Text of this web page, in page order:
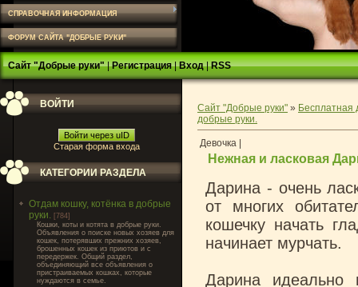
СПРАВОЧНАЯ ИНФОРМАЦИЯ
ФОРУМ САЙТА "ДОБРЫЕ РУКИ"
Сайт "Добрые руки"|Регистрация|Вход|RSS
ВОЙТИ
Войти через uID
Старая форма входа
КАТЕГОРИИ РАЗДЕЛА
Отдам кошку, котёнка в добрые
руки. [784]
Кошки, коты и котята в добрые руки.
Объявления о поиске новых хозяев для
кошек, потерявших прежних хозяев,
брошенных кошек из приютов и с
передержек. Общий раздел,
объединяющий все объявления о
пристраиваемых кошках, которые
нуждаются в семье.
Сайт "Добрые руки" » Бесплатная
добрые руки.
Девочка |
Нежная и ласковая
Дарина - очень
от многих
кошечку начать
начинает мурчать.
Дарина